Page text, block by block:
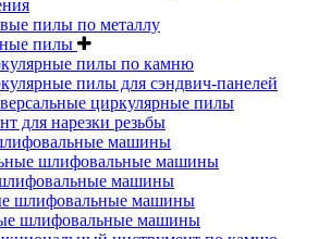
пилы по металлу
пилы
пилы по камню
пилы для сэндвич-панелей
циркулярные пилы
для нарезки резьбы
машины
шлифовальные машины
машины
шлифовальные машины
шлифовальные машины